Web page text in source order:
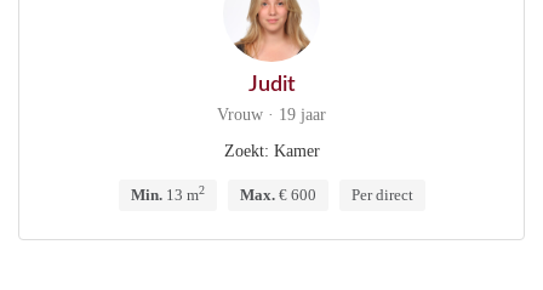
Judit
Vrouw · 19 jaar
Zoekt: Kamer
Min.13 m2 Max.€ 600 Per direct